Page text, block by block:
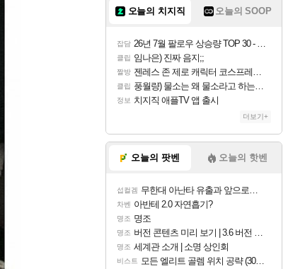
오늘의 치지직 오늘의 SOOP
잡담 26년 7월 팔로우 상승량 TOP 30 - 월간 치지직
클립 임나은) 진짜 음지;;
짤방 젠레스 존 제로 캐릭터 코스프레한 꽁주
클립 풍월량) 물소는 왜 물소라고 하는거야? 아! 그만 ㅋㅋ 알았어 ㅋㅋ
정보 치지직 애플TV 앱 출시
더보기+
오늘의 팟벤 오늘의 핫벤
섭컬겜 무한대 아난타 유출과 앞으로의 예상 (루머)
차벤 아반테 2.0 자연흡기?
명조 명조
명조 버전 콘텐츠 미리 보기 | 3.6 버전 「신기루 속 등불 그림자, 속세에 깃든 검의 결심」이 8월 20일에 업데이트됩니다!
명조 세계관 소개 | 소명 상인회
비스트 모든 엘리트 골렘 위치 공략 (30개) - 방랑 결투가